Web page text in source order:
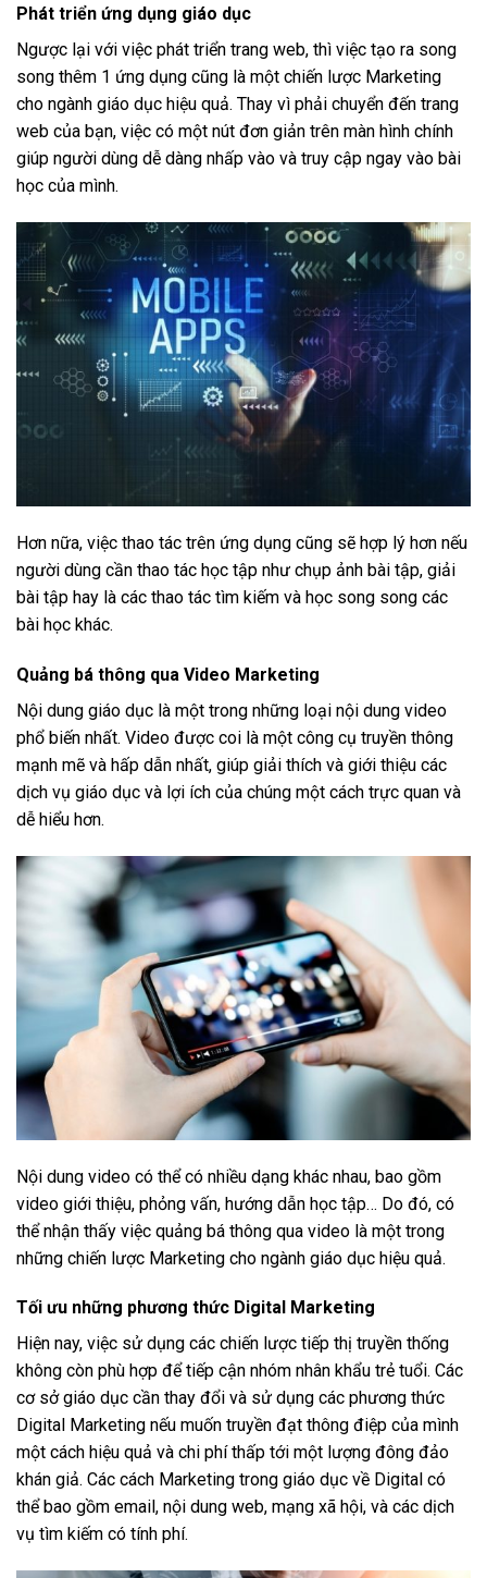
Phát triển ứng dụng giáo dục
Ngược lại với việc phát triển trang web, thì việc tạo ra song
song thêm 1 ứng dụng cũng là một chiến lược Marketing
cho ngành giáo dục hiệu quả. Thay vì phải chuyển đến trang
web của bạn, việc có một nút đơn giản trên màn hình chính
giúp người dùng dễ dàng nhấp vào và truy cập ngay vào bài
học của mình.
Hơn nữa, việc thao tác trên ứng dụng cũng sẽ hợp lý hơn nếu
người dùng cần thao tác học tập như chụp ảnh bài tập, giải
bài tập hay là các thao tác tìm kiếm và học song song các
bài học khác.
Quảng bá thông qua Video Marketing
Nội dung giáo dục là một trong những loại nội dung video
phổ biến nhất. Video được coi là một công cụ truyền thông
mạnh mẽ và hấp dẫn nhất, giúp giải thích và giới thiệu các
dịch vụ giáo dục và lợi ích của chúng một cách trực quan và
dễ hiểu hơn.
Nội dung video có thể có nhiều dạng khác nhau, bao gồm
video giới thiệu, phỏng vấn, hướng dẫn học tập… Do đó, có
thể nhận thấy việc quảng bá thông qua video là một trong
những chiến lược Marketing cho ngành giáo dục hiệu quả.
Tối ưu những phương thức Digital Marketing
Hiện nay, việc sử dụng các chiến lược tiếp thị truyền thống
không còn phù hợp để tiếp cận nhóm nhân khẩu trẻ tuổi. Các
cơ sở giáo dục cần thay đổi và sử dụng các phương thức
Digital Marketing nếu muốn truyền đạt thông điệp của mình
một cách hiệu quả và chi phí thấp tới một lượng đông đảo
khán giả. Các cách Marketing trong giáo dục về Digital có
thể bao gồm email, nội dung web, mạng xã hội, và các dịch
vụ tìm kiếm có tính phí.